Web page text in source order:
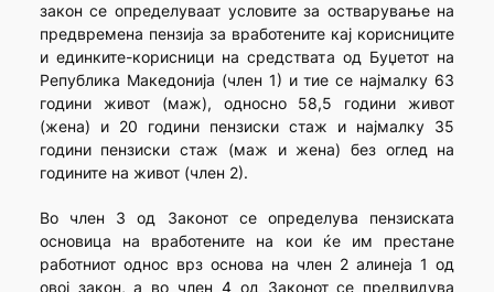
закон се определуваат условите за остварување на
предвремена пензија за вработените кај корисниците
и единките-корисници на средствата од Буџетот на
Република Македонија (член 1) и тие се најмалку 63
години живот (маж), односно 58,5 години живот
(жена) и 20 години пензиски стаж и најмалку 35
години пензиски стаж (маж и жена) без оглед на
годините на живот (член 2).
Во член 3 од Законот се определува пензиската
основица на вработените на кои ќе им престане
работниот однос врз основа на член 2 алинеја 1 од
овој закон, а во член 4 од Законот се предвидува